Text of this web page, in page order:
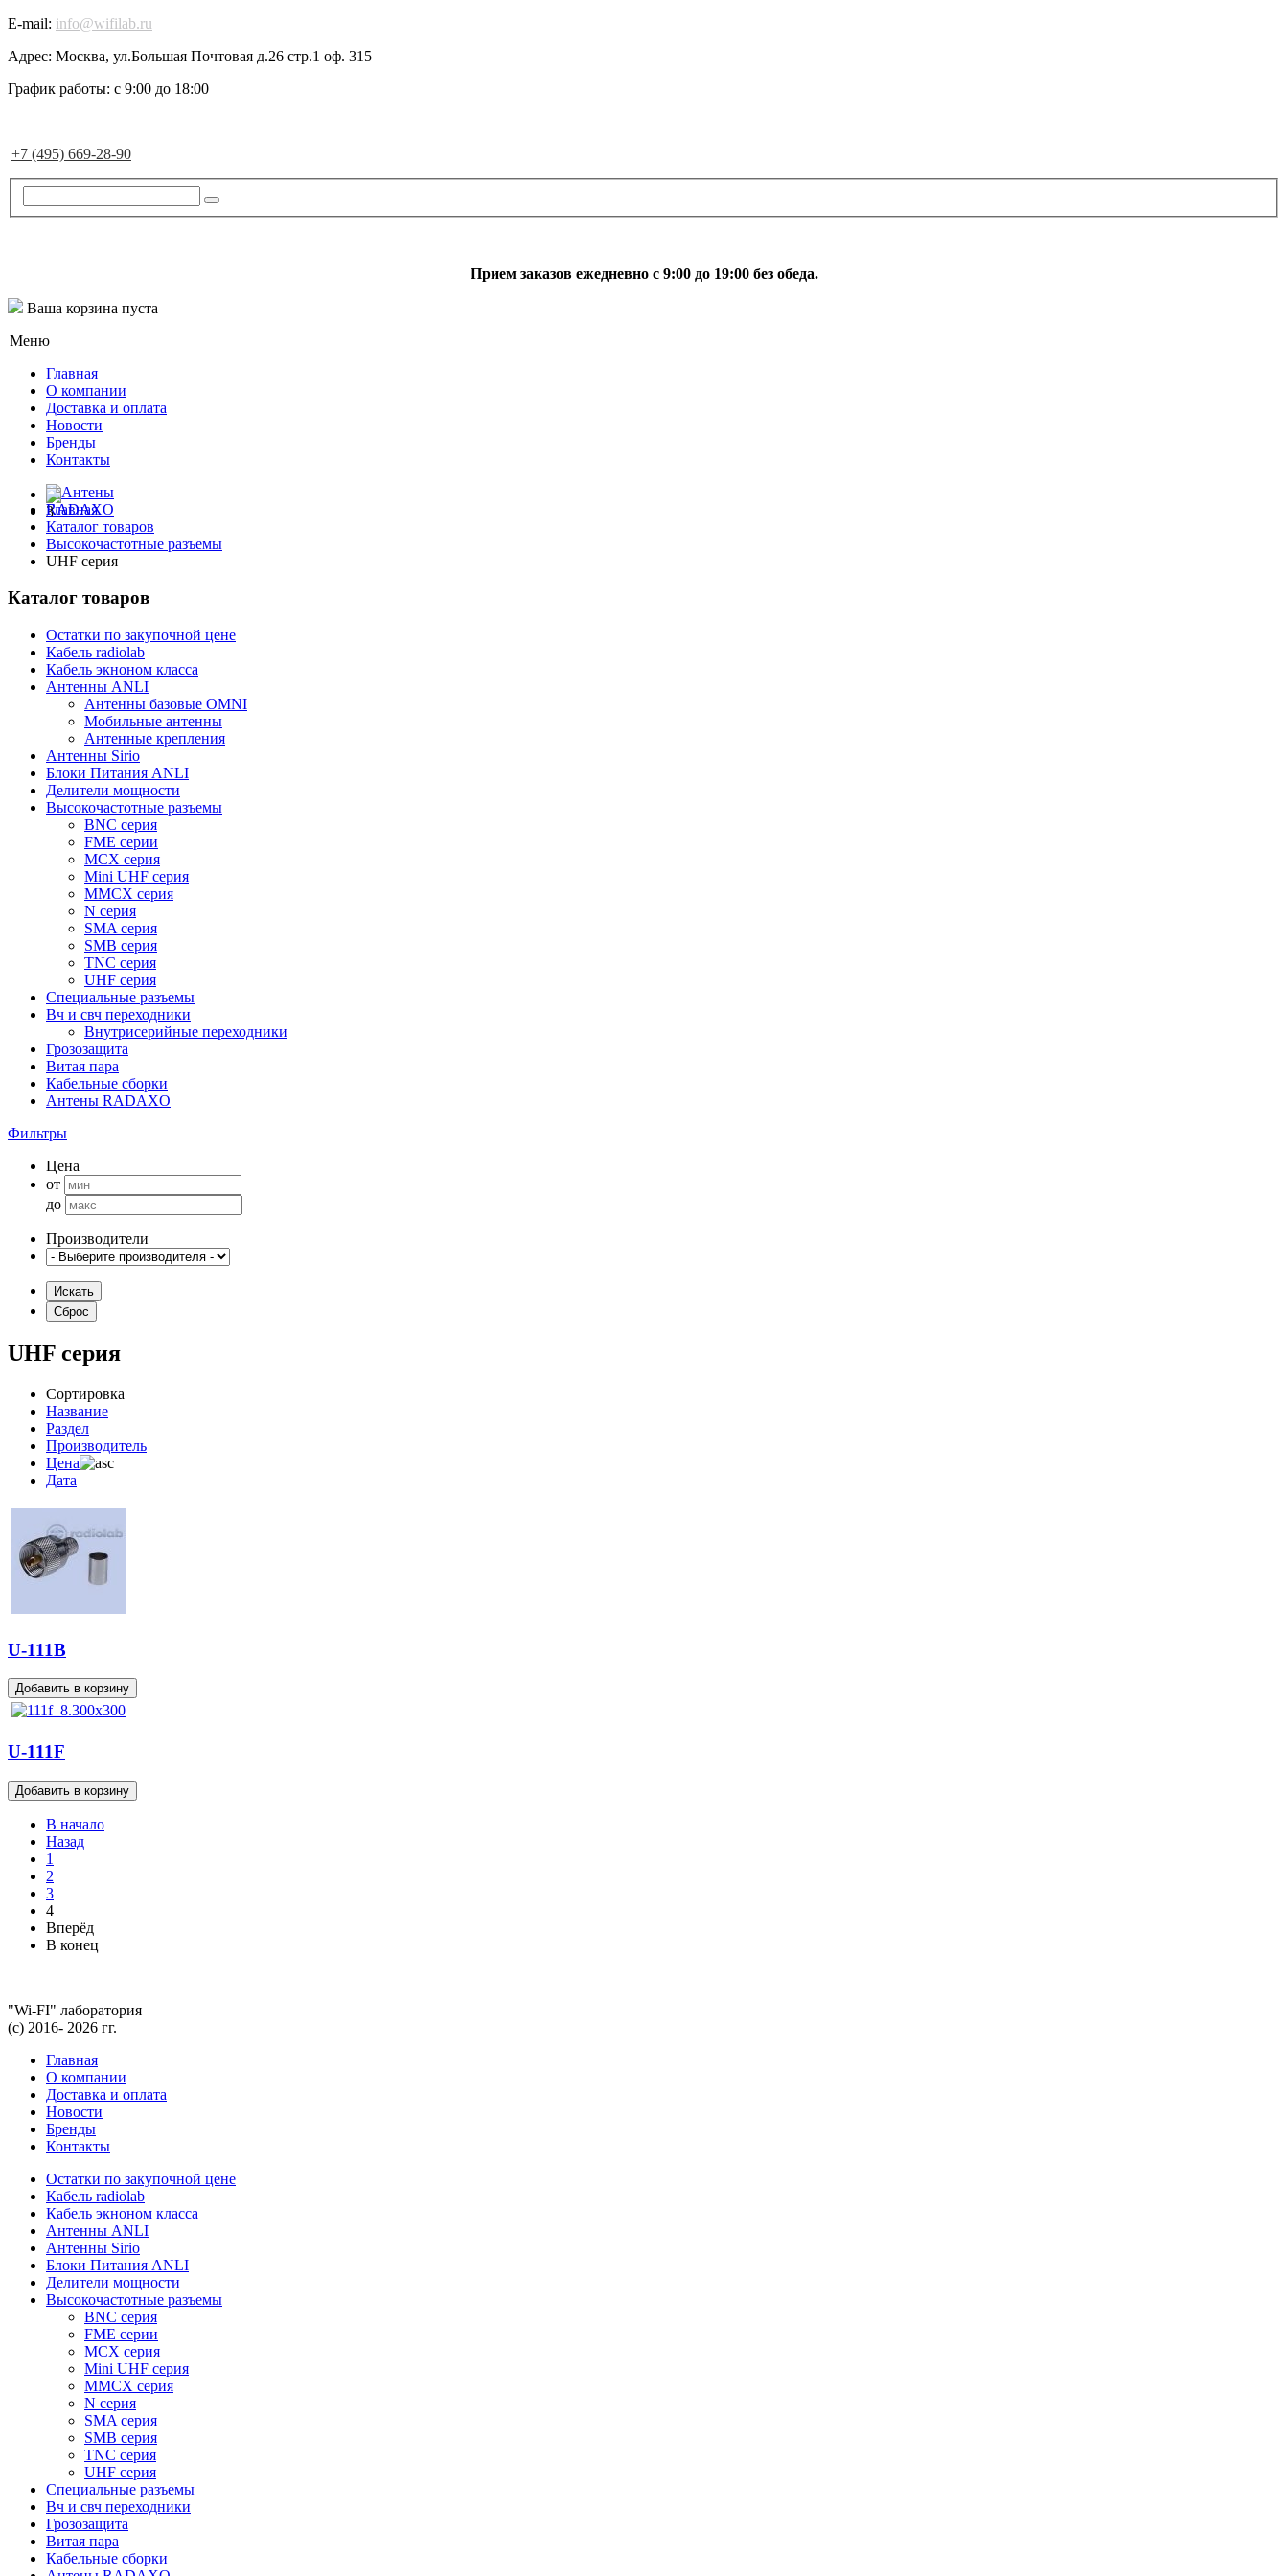
E-mail: info@wifilab.ru
Адрес: Москва, ул.Большая Почтовая д.26 стр.1 оф. 315
График работы: с 9:00 до 18:00
+7 (495) 669-28-90
Прием заказов ежедневно с 9:00 до 19:00 без обеда.
Ваша корзина пуста
Меню
Главная
О компании
Доставка и оплата
Новости
Бренды
Контакты
Главная
Каталог товаров
Высокочастотные разъемы
UHF серия
Каталог товаров
Остатки по закупочной цене
Кабель radiolab
Кабель экноном класса
Антенны ANLI
Антенны базовые OMNI
Мобильные антенны
Антенные крепления
Антенны Sirio
Блоки Питания ANLI
Делители мощности
Высокочастотные разъемы
BNC серия
FME серии
MCX серия
Mini UHF серия
MMCX серия
N серия
SMA серия
SMB серия
TNC серия
UHF серия
Специальные разъемы
Вч и свч переходники
Внутрисерийные переходники
Грозозащита
Витая пара
Кабельные сборки
Антены RADAXO
Фильтры
Цена
от
до
Производители
UHF серия
Сортировка
Название
Раздел
Производитель
Цена
Дата
U-111B
U-111F
В начало
Назад
1
2
3
4
Вперёд
В конец
"Wi-FI" лаборатория
(с) 2016- 2026 гг.
Главная
О компании
Доставка и оплата
Новости
Бренды
Контакты
Остатки по закупочной цене
Кабель radiolab
Кабель экноном класса
Антенны ANLI
Антенны Sirio
Блоки Питания ANLI
Делители мощности
Высокочастотные разъемы
BNC серия
FME серии
MCX серия
Mini UHF серия
MMCX серия
N серия
SMA серия
SMB серия
TNC серия
UHF серия
Специальные разъемы
Вч и свч переходники
Грозозащита
Витая пара
Кабельные сборки